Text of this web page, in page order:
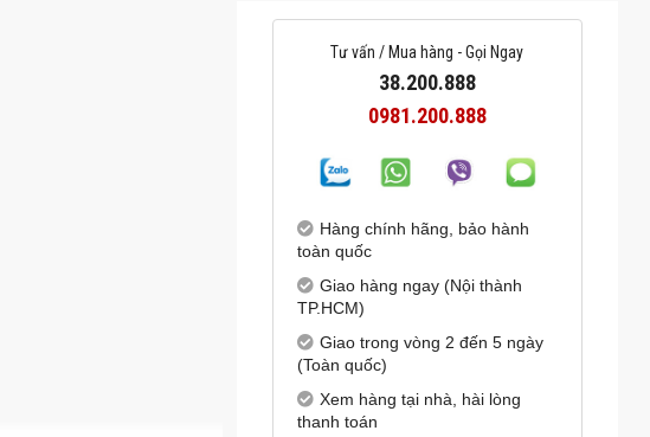
Tư vấn / Mua hàng - Gọi Ngay
38.200.888
0981.200.888
Hàng chính hãng, bảo hành
toàn quốc
Giao hàng ngay (Nội thành
TP.HCM)
Giao trong vòng 2 đến 5 ngày
(Toàn quốc)
Xem hàng tại nhà, hài lòng
thanh toán